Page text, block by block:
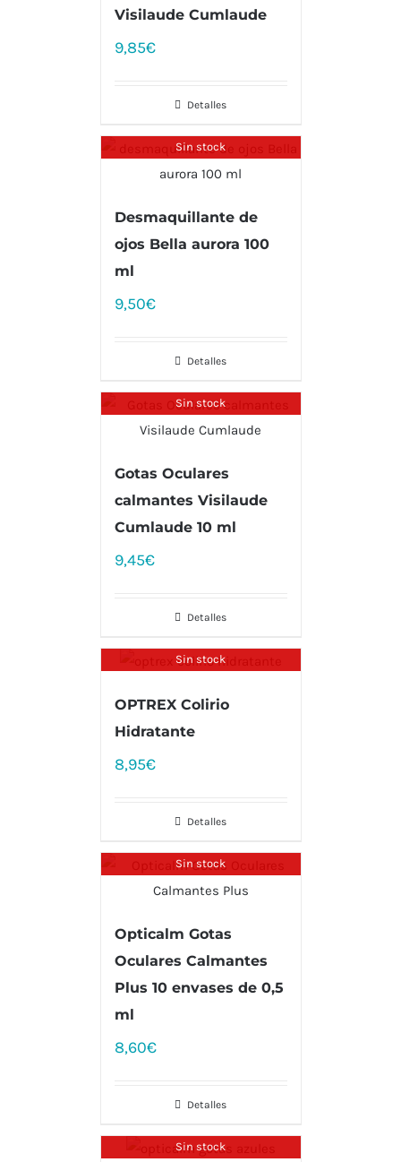
Visilaude Cumlaude
9,85€
Detalles
Sin stock
Desmaquillante de
ojos Bella aurora 100
ml
9,50€
Detalles
Sin stock
Gotas Oculares
calmantes Visilaude
Cumlaude 10 ml
9,45€
Detalles
Sin stock
OPTREX Colirio
Hidratante
8,95€
Detalles
Sin stock
Opticalm Gotas
Oculares Calmantes
Plus 10 envases de 0,5
ml
8,60€
Detalles
Sin stock